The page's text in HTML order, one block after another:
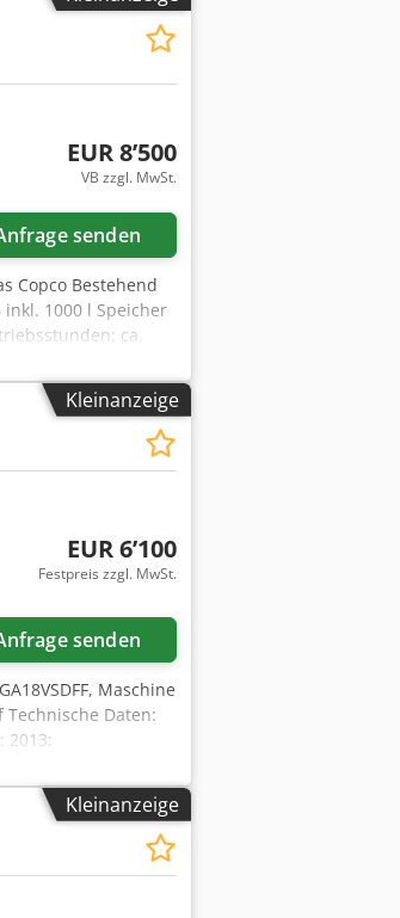
Gewerbetreibende
EUR 8’500
VB zzgl. MwSt.
senden
Copco Bestehend
inkl. 1000 l Speicher
ca.
kümmern.
Kleinanzeige
EUR 6’100
Festpreis zzgl. MwSt.
senden
Maschine
Daten:
2013;
einsatzbereit,
Kleinanzeige